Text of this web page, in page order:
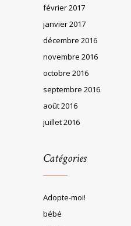
février 2017
janvier 2017
décembre 2016
novembre 2016
octobre 2016
septembre 2016
août 2016
juillet 2016
Catégories
Adopte-moi!
bébé